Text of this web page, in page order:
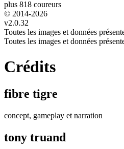
plus 818 coureurs
© 2014-2026
v2.0.32
Toutes les images et données
Toutes les images et données
Crédits
fibre tigre
concept, gameplay et narration
tony truand